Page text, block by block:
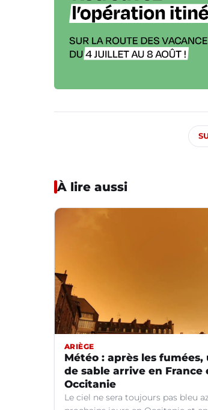
À lire aussi
ARIÈGE
Météo : après les fumées,
de sable arrive en France
Occitanie
Le ciel ne sera toujours pas bleu